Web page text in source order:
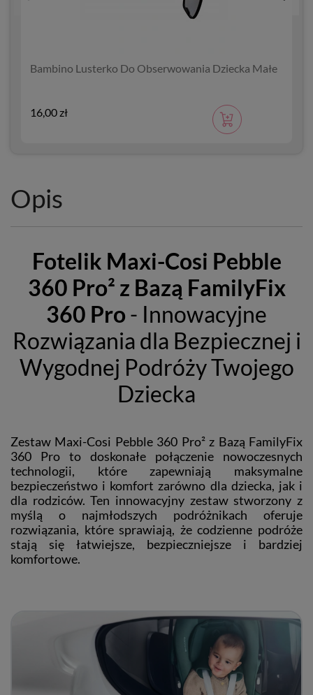
Bambino Lusterko Do Obserwowania Dziecka Małe
16,00 zł
Opis
Fotelik Maxi-Cosi Pebble
360 Pro² z Bazą FamilyFix
360 Pro- Innowacyjne
Rozwiązania dla Bezpiecznej i
Wygodnej Podróży Twojego
Dziecka
Zestaw Maxi-Cosi Pebble 360 Pro² z Bazą FamilyFix
360 Pro to doskonałe połączenie nowoczesnych
technologii, które zapewniają maksymalne
bezpieczeństwo i komfort zarówno dla dziecka, jak i
dla rodziców. Ten innowacyjny zestaw stworzony z
myślą o najmłodszych podróżnikach oferuje
rozwiązania, które sprawiają, że codzienne podróże
stają się łatwiejsze, bezpieczniejsze i bardziej
komfortowe.